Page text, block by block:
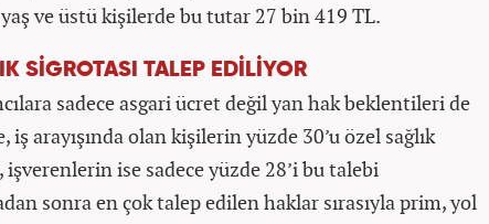
ve üstü kişilerde bu tutar 27 bin 419 TL.
SİGROTASI TALEP EDİLİYOR
sadece asgari ücret değil yan hak beklentileri de
iş arayışında olan kişilerin yüzde 30’u özel sağlık
işverenlerin ise sadece yüzde 28’i bu talebi
sonra en çok talep edilen haklar sırasıyla prim, yol